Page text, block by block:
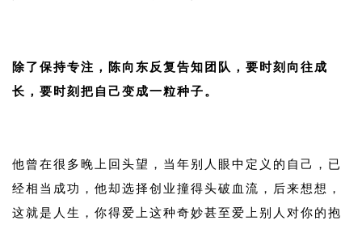
除了保持专注，陈向东反复告知团队，要时刻向往成
长，要时刻把自己变成一粒种子。
他曾在很多晚上回头望，当年别人眼中定义的自己，已
经相当成功，他却选择创业撞得头破血流，后来想想，
这就是人生，你得爱上这种奇妙甚至爱上别人对你的抱